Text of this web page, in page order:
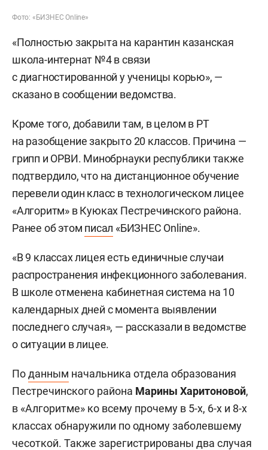
Фото: «БИЗНЕС Online»
«Полностью закрыта на карантин казанская
школа-интернат №4 в связи
с диагностированной у ученицы корью», —
сказано в сообщении ведомства.
Кроме того, добавили там, в целом в РТ
на разобщение закрыто 20 классов. Причина —
грипп и ОРВИ. Минобрнауки республики также
подтвердило, что на дистанционное обучение
перевели один класс в технологическом лицее
«Алгоритм» в Куюках Пестречинского района.
Ранее об этом писал «БИЗНЕС Online».
«В 9 классах лицея есть единичные случаи
распространения инфекционного заболевания.
В школе отменена кабинетная система на 10
календарных дней с момента выявлении
последнего случая», — рассказали в ведомстве
о ситуации в лицее.
Поданным начальника отдела образования
Пестречинского района Марины Харитоновой,
в «Алгоритме» ко всему прочему в 5-х, 6-х и 8-х
классах обнаружили по одному заболевшему
чесоткой. Также зарегистрированы два случая